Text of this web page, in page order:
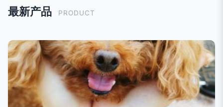
最新产品 PRODUCT